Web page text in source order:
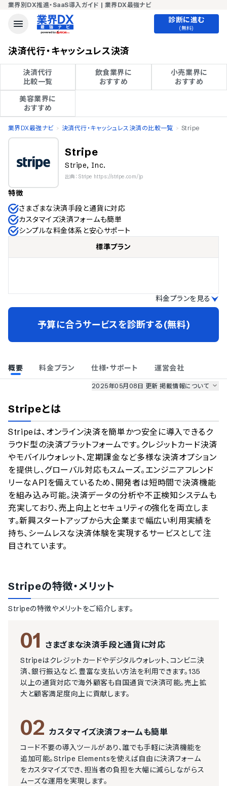
業界別DX推進・SaaS導入ガイド | 業界DX最強ナビ
診断に進む
(無料)
決済代行・キャッシュレス決済
決済代行
比較一覧
飲食業界に
おすすめ
小売業界に
おすすめ
美容業界に
おすすめ
業界DX最強ナビ 決済代行・キャッシュレス決済の比較一覧 Stripe
Stripe
Stripe, Inc.
出典：Stripe https://stripe.com/jp
特徴
さまざまな決済手段と通貨に対応
カスタマイズ決済フォームも簡単
シンプルな料金体系と安心サポート
標準プラン
料金プランを見る
予算に合うサービスを診断する(無料)
概要 料金プラン 仕様・サポート 運営会社
2025年05月08日 更新掲載情報について
のサービスデータを参照しています。
情報更新者：業界DX最強ナビ編集部 情報取得元 掲載修正依頼
Stripeとは
Stripeは、オンライン決済を簡単かつ安全に導入できるク
ラウド型の決済プラットフォームです。クレジットカード決済
やモバイルウォレット、定期課金など多様な決済オプション
を提供し、グローバル対応もスムーズ。エンジニアフレンド
リーなAPIを備えているため、開発者は短時間で決済機能
を組み込み可能。決済データの分析や不正検知システムも
充実しており、売上向上とセキュリティの強化を両立しま
す。新興スタートアップから大企業まで幅広い利用実績を
持ち、シームレスな決済体験を実現するサービスとして注
目されています。
Stripeの特徴・メリット
Stripeの特徴やメリットをご紹介します。
01 さまざまな決済手段と通貨に対応
Stripeはクレジットカードやデジタルウォレット、コンビニ決
済、銀行振込など、豊富な支払い方法を利用できます。135
以上の通貨対応で海外顧客も自国通貨で決済可能。売上拡
大と顧客満足度向上に貢献します。
02 カスタマイズ決済フォームも簡単
コード不要の導入ツールがあり、誰でも手軽に決済機能を
追加可能。Stripe Elementsを使えば自由に決済フォーム
をカスタマイズでき、担当者の負担を大幅に減らしながらス
ムーズな運用を実現します。